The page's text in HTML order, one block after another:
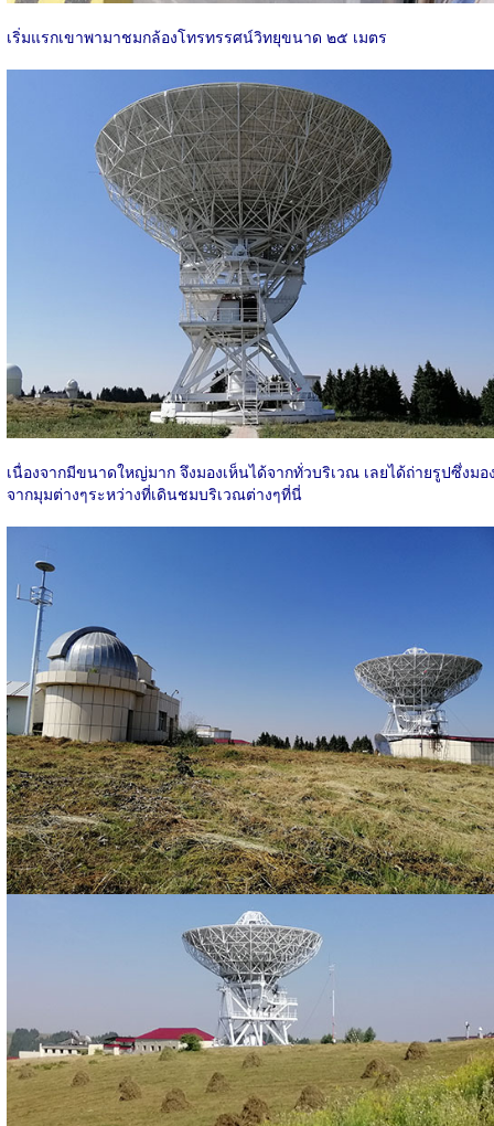
เริ่มแรกเขาพามาชมกล้องโทรทรรศน์วิทยุขนาด ๒๕ เมตร
เนื่องจากมีขนาดใหญ่มาก จึงมองเห็นได้จากทั่วบริเวณ เลยได้ถ่ายรูปซึ่งมอ
จากมุมต่างๆระหว่างที่เดินชมบริเวณต่างๆที่นี่